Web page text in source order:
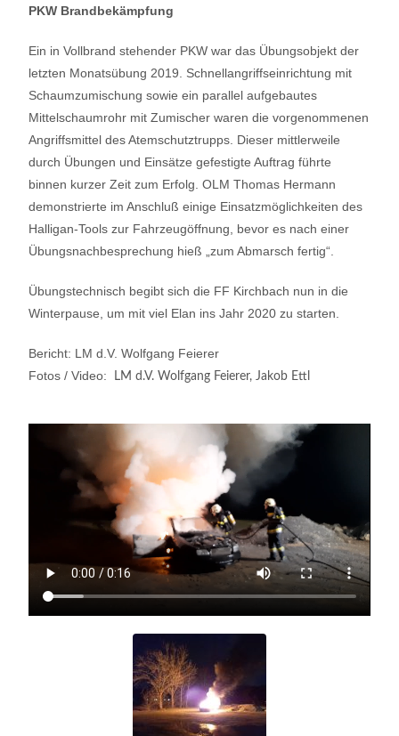
PKW Brandbekämpfung
Ein in Vollbrand stehender PKW war das Übungsobjekt der
letzten Monatsübung 2019. Schnellangriffseinrichtung mit
Schaumzumischung sowie ein parallel aufgebautes
Mittelschaumrohr mit Zumischer waren die vorgenommenen
Angriffsmittel des Atemschutztrupps. Dieser mittlerweile
durch Übungen und Einsätze gefestigte Auftrag führte
binnen kurzer Zeit zum Erfolg. OLM Thomas Hermann
demonstrierte im Anschluß einige Einsatzmöglichkeiten des
Halligan-Tools zur Fahrzeugöffnung, bevor es nach einer
Übungsnachbesprechung hieß „zum Abmarsch fertig“.
Übungstechnisch begibt sich die FF Kirchbach nun in die
Winterpause, um mit viel Elan ins Jahr 2020 zu starten.
Bericht: LM d.V. Wolfgang Feierer
Fotos / Video:
LM d.V. Wolfgang Feierer, Jakob Ettl